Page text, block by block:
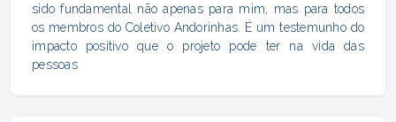
sido fundamental não apenas para mim, mas para todos
os membros do Coletivo Andorinhas. É um testemunho do
impacto positivo que o projeto pode ter na vida das
pessoas